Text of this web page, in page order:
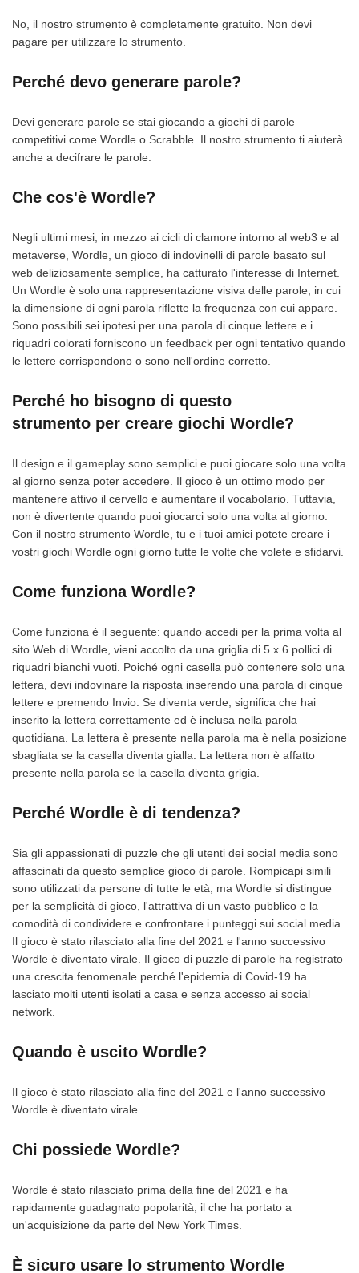
No, il nostro strumento è completamente gratuito. Non devi
pagare per utilizzare lo strumento.
Perché devo generare parole?
Devi generare parole se stai giocando a giochi di parole
competitivi come Wordle o Scrabble. Il nostro strumento ti aiuterà
anche a decifrare le parole.
Che cos'è Wordle?
Negli ultimi mesi, in mezzo ai cicli di clamore intorno al web3 e al
metaverse, Wordle, un gioco di indovinelli di parole basato sul
web deliziosamente semplice, ha catturato l'interesse di Internet.
Un Wordle è solo una rappresentazione visiva delle parole, in cui
la dimensione di ogni parola riflette la frequenza con cui appare.
Sono possibili sei ipotesi per una parola di cinque lettere e i
riquadri colorati forniscono un feedback per ogni tentativo quando
le lettere corrispondono o sono nell'ordine corretto.
Perché ho bisogno di questo
strumento per creare giochi Wordle?
Il design e il gameplay sono semplici e puoi giocare solo una volta
al giorno senza poter accedere. Il gioco è un ottimo modo per
mantenere attivo il cervello e aumentare il vocabolario. Tuttavia,
non è divertente quando puoi giocarci solo una volta al giorno.
Con il nostro strumento Wordle, tu e i tuoi amici potete creare i
vostri giochi Wordle ogni giorno tutte le volte che volete e sfidarvi.
Come funziona Wordle?
Come funziona è il seguente: quando accedi per la prima volta al
sito Web di Wordle, vieni accolto da una griglia di 5 x 6 pollici di
riquadri bianchi vuoti. Poiché ogni casella può contenere solo una
lettera, devi indovinare la risposta inserendo una parola di cinque
lettere e premendo Invio. Se diventa verde, significa che hai
inserito la lettera correttamente ed è inclusa nella parola
quotidiana. La lettera è presente nella parola ma è nella posizione
sbagliata se la casella diventa gialla. La lettera non è affatto
presente nella parola se la casella diventa grigia.
Perché Wordle è di tendenza?
Sia gli appassionati di puzzle che gli utenti dei social media sono
affascinati da questo semplice gioco di parole. Rompicapi simili
sono utilizzati da persone di tutte le età, ma Wordle si distingue
per la semplicità di gioco, l'attrattiva di un vasto pubblico e la
comodità di condividere e confrontare i punteggi sui social media.
Il gioco è stato rilasciato alla fine del 2021 e l'anno successivo
Wordle è diventato virale. Il gioco di puzzle di parole ha registrato
una crescita fenomenale perché l'epidemia di Covid-19 ha
lasciato molti utenti isolati a casa e senza accesso ai social
network.
Quando è uscito Wordle?
Il gioco è stato rilasciato alla fine del 2021 e l'anno successivo
Wordle è diventato virale.
Chi possiede Wordle?
Wordle è stato rilasciato prima della fine del 2021 e ha
rapidamente guadagnato popolarità, il che ha portato a
un'acquisizione da parte del New York Times.
È sicuro usare lo strumento Wordle